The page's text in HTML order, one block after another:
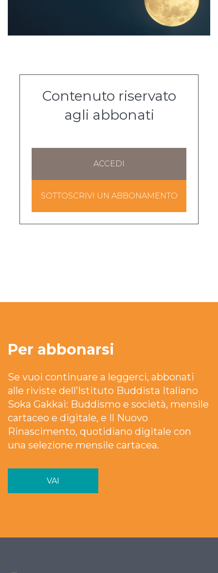
Contenuto riservato
agli abbonati
ACCEDI
SOTTOSCRIVI UN ABBONAMENTO
Per abbonarsi
Se vuoi continuare a leggerci, abbonati
alle riviste dell’Istituto Buddista Italiano
Soka Gakkai: Buddismo e società, mensile
cartaceo e digitale, e Il Nuovo
Rinascimento, quotidiano digitale con
una selezione mensile cartacea.
VAI